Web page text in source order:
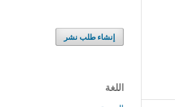
إنشاء طلب نشر
اللغة